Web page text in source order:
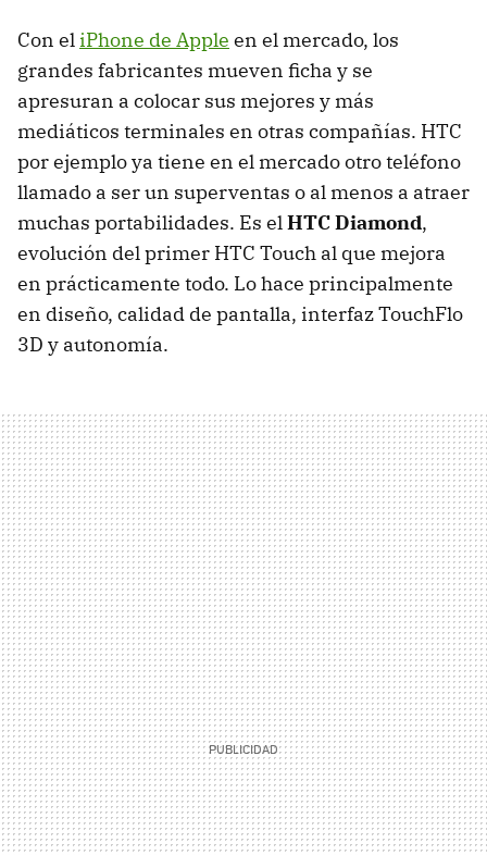
Con eliPhone de Apple en el mercado, los
grandes fabricantes mueven ficha y se
apresuran a colocar sus mejores y más
mediáticos terminales en otras compañías. HTC
por ejemplo ya tiene en el mercado otro teléfono
llamado a ser un superventas o al menos a atraer
muchas portabilidades. Es elHTC Diamond,
evolución del primer HTC Touch al que mejora
en prácticamente todo. Lo hace principalmente
en diseño, calidad de pantalla, interfaz TouchFlo
3D y autonomía.